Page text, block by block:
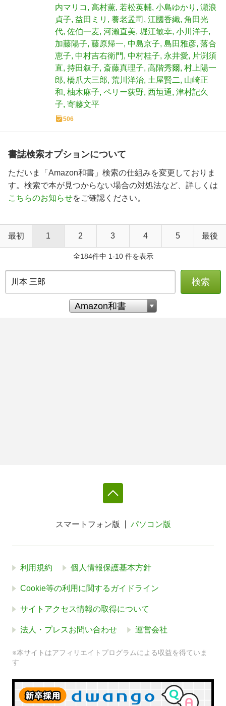
内マリコ
高村薫 若松英輔 小島ゆかり
瀬浪
貞子 益田ミリ 養老孟司 江國香織 角田光
代 佐伯一麦 河瀨直美 堀江敏幸 小川洋子
加藤陽子 藤原帰一 中島京子 島田雅彦 落合
恵子 中村吉右衛門 中村桂子 永井愛
片渕須
直 持田叙子 斎藤真理子 高階秀爾 村上陽一
郎 橋爪大三郎 荒川洋治 土屋賢二
山崎正
和 柚木麻子 ペリー荻野 西垣通 津村記久
子 寄藤文平
506
書誌検索オプションについて
ただいま「Amazon和書」検索の仕組みを変更しておりま
す。検索で本が見つからない場合の対処法など、詳しくは
こちらのお知らせをご確認ください。
最初 1 2 3 4 5 最後
全184件中 1-10 件を表示
検索
スマートフォン版 パソコン版
利用規約 個人情報保護基本方針
Cookie等の利用に関するガイドライン
サイトアクセス情報の取得について
法人・プレスお問い合わせ 運営会社
※本サイトはアフィリエイトプログラムによる収益を得ていま
す